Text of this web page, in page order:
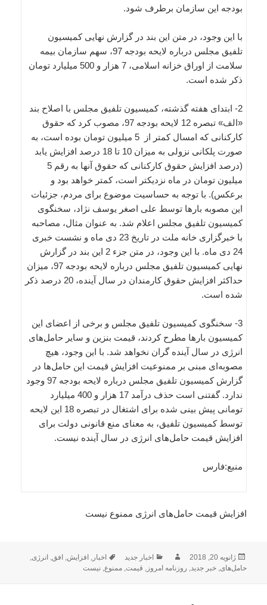
بودجه این سازمان برطرف شود.
با این وجود، در متن این بند در گزارش نهایی کمیسیون
تلفیق مجلس درباره لایحه بودجه 97، سهم سازمان بیمه
سلامت از اوراق خزانه اسلامی، 7 هزار و 500 میلیارد تومان
ذکر شده است.
2- ابتدای هفته گذشته، کمیسیون تلفیق مجلس با اصلاح بند
«الف» تبصره 12 لایحه بودجه 97، مصوب کرد که حقوق
کارکنانی که امسال کمتر از 5 میلیون تومان بوده است، به
صورت پلکانی نزولی به میزان 10 تا 18 درصد افزایش یابد
(درصد افزایش حقوق کارکنانی که حقوق آنها به رقم 5
میلیون تومان در ماه نزدیکتر است، کمتر خواهد بود و
برعکس). با توجه به حساسیت موضوع برای مردم، جزئیات
این مصوبه بارها توسط علی اصغر یوسف نژاد، سخنگوی
کمیسیون تلفیق مجلس اعلام شد. به عنوان مثال، مصاحبه
با خبرگزاری خانه ملت در تاریخ 23 دی ماه و نشست خبری
24 دی ماه. با این وجود، در متن جزء 2 این بند در گزارش
نهایی کمیسیون تلفیق مجلس درباره لایحه بودجه 97، میزان
حداکثر افزایش حقوق کارمندان در سال آینده، 20 درصد ذکر
شده است.
3- سخنگوی کمیسیون تلفیق مجلس و برخی از اعضای این
کمیسیون بارها مطرح کردند، قیمت بنزین و سایر حامل‌های
انرژی در سال آینده گران نخواهد شد. با این وجود، هیچ
مصوبه‌ای مبنی بر ممنوعیت افزایش قیمت این حامل‌ها در
گزارش کمیسیون تلفیق مجلس درباره لایحه بودجه 97 وجود
ندارد. گفتنی است حذف درآمد 17 هزار و 400 میلیارد
تومانی پیش بینی شده برای اشتغال در تبصره 18 این لایحه
توسط کمیسیون تلفیق، به معنای منع قانونی دولت برای
افزایش قیمت حامل‌های انرژی در سال آینده نیست.
منبع:فارس
افزایش قیمت حامل‌های انرژی ممنوع نیست
ارسال
شده
ژانویه 20, 2018 نویسندهدسته‌ها
اخبار جدید برچسب‌ها
اخبار, افزایش, افق, انرژی,
حامل‌های,خبر جدید, روزنامه امروز, قیمت,ممنوع,نیست